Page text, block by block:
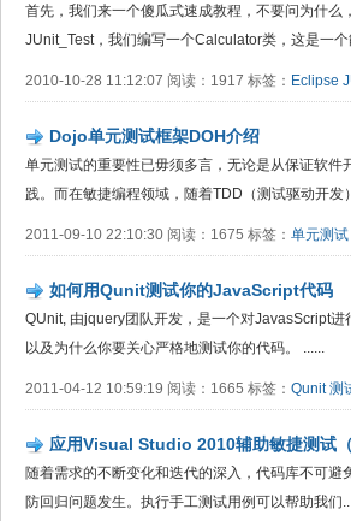
首先，我们来一个傻瓜式速成教程，不要问为什
JUnit_Test，我们编写一个Calculator类，这是一个
2010-10-28 11:12:07 阅读：1917 标签： Eclipse
Dojo单元测试框架DOH介绍
单元测试的重要性已毋须多言，无论是从保证软
践。而在敏捷编程领域，随着TDD（测试驱动开发
2011-09-10 22:10:30 阅读：1675 标签： 单元测试
如何用Qunit测试你的JavaScript代码
QUnit, 由jquery团队开发，是一个对JavasScript
以及为什么你要关心严格地测试你的代码。 ......
2011-04-12 10:59:19 阅读：1665 标签： Qunit 测
应用Visual Studio 2010辅助敏捷测试（
随着需求的不断变化和迭代的深入，代码库不可
防回归问题发生。执行手工测试用例可以帮助我们